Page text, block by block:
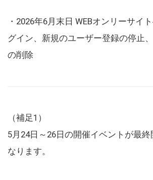
・2026年6月末日 WEBオンリーサイ
グイン、新規のユーザー登録の停止
の削除
（補足1）
5月24日～26日の開催イベントが最終
なります。